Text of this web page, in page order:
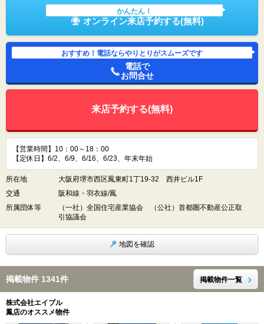
かんたん！
オンライン来店予約する(無料)
おすすめ！電話ならやりとりがスムーズです
電話で
お問合せ
来店予約する(無料)
【営業時間】10：00～18：00
【定休日】6/2、6/9、6/16、6/23、年末年始
所在地
大阪府堺市西区鳳東町1丁19-32 西井ビル1F
交通
阪和線・羽衣線/鳳
所属団体等
（一社）全国住宅産業協会 （公社）首都圏不動産公正取
引協議会
地図を確認
掲載物件 1341件 掲載物件一覧
株式会社エイブル
鳳店のオススメ物件